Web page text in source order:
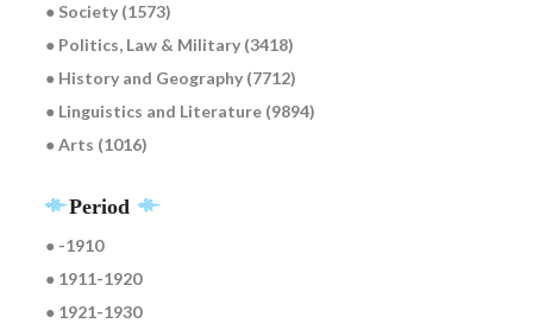
● Society (1573)
● Politics, Law & Military (3418)
● History and Geography (7712)
● Linguistics and Literature (9894)
● Arts (1016)
Period
● -1910
● 1911-1920
● 1921-1930